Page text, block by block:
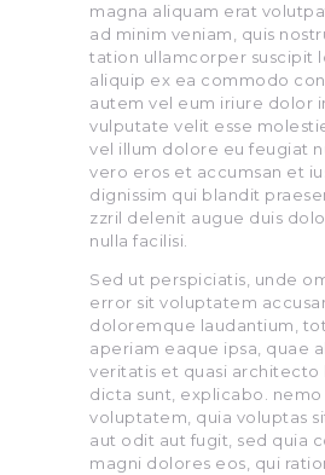
CONTACT
magna aliquam erat
ad minim veniam, quis
tation ullamcorper suscipit
aliquip ex ea commodo
autem vel eum iriure dolor
vulputate velit esse
vel illum dolore eu feugiat
vero eros et accumsan et
dignissim qui blandit
zzril delenit augue duis
nulla facilisi.
Sed ut perspiciatis, unde
error sit voluptatem
doloremque laudantium,
aperiam eaque ipsa, quae
veritatis et quasi architecto
dicta sunt, explicabo. nemo
voluptatem, quia voluptas
aut odit aut fugit, sed quia
magni dolores eos, qui